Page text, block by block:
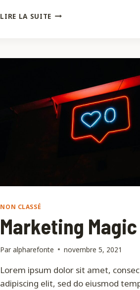
LIRE LA SUITE HOW
NON CLASSÉ
Marketing Magic
Par alpharefonte novembre 5, 2021
Lorem ipsum dolor sit amet,
adipiscing elit, sed do eiusmod